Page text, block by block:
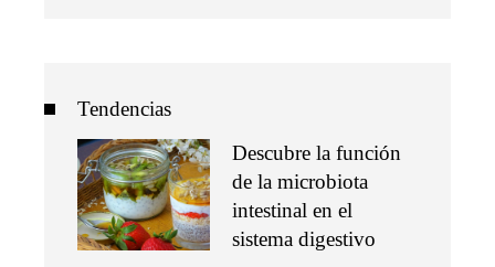
Tendencias
Descubre la función
de la microbiota
intestinal en el
sistema digestivo